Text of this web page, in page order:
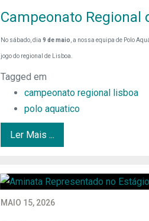
Campeonato Regional
No sábado, dia 9 de maio , a nossa equipa de Polo
jogo do regional de Lisboa.
Tagged em
campeonato regional lisboa
polo aquatico
Ler Mais ...
MAIO 15, 2026